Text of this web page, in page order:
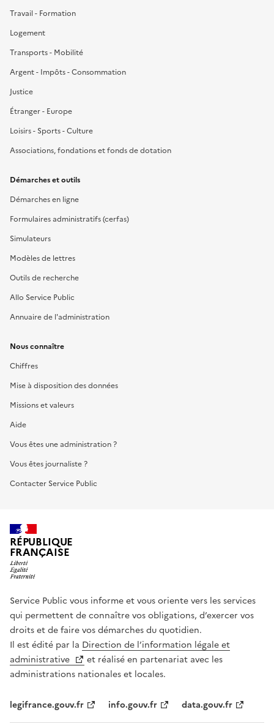
Travail - Formation
Logement
Transports - Mobilité
Argent - Impôts - Consommation
Justice
Étranger - Europe
Loisirs - Sports - Culture
Associations, fondations et fonds de dotation
Démarches et outils
Démarches en ligne
Formulaires administratifs (cerfas)
Simulateurs
Modèles de lettres
Outils de recherche
Allo Service Public
Annuaire de l'administration
Nous connaître
Chiffres
Mise à disposition des données
Missions et valeurs
Aide
Vous êtes une administration ?
Vous êtes journaliste ?
Contacter Service Public
RÉPUBLIQUE
FRANÇAISE
Service Public vous informe et vous oriente vers les services
qui permettent de connaître vos obligations, d’exercer vos
droits et de faire vos démarches du quotidien.
Il est édité par la Direction de l’information légale et
administrative
et réalisé en partenariat avec les
administrations nationales et locales.
legifrance.gouv.fr info.gouv.fr data.gouv.fr